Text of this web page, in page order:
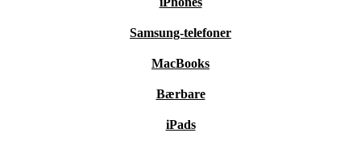
Samsung-telefoner
MacBooks
Bærbare
iPads